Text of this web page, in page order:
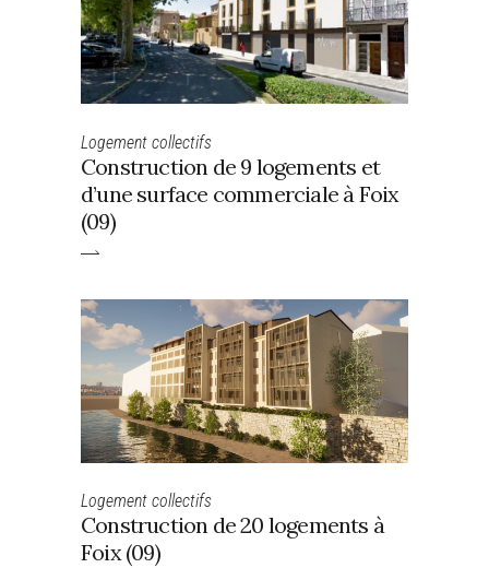
Logement collectifs
Construction de 9 logements et
d’une surface commerciale à Foix
(09)
Logement collectifs
Construction de 20 logements à
Foix (09)